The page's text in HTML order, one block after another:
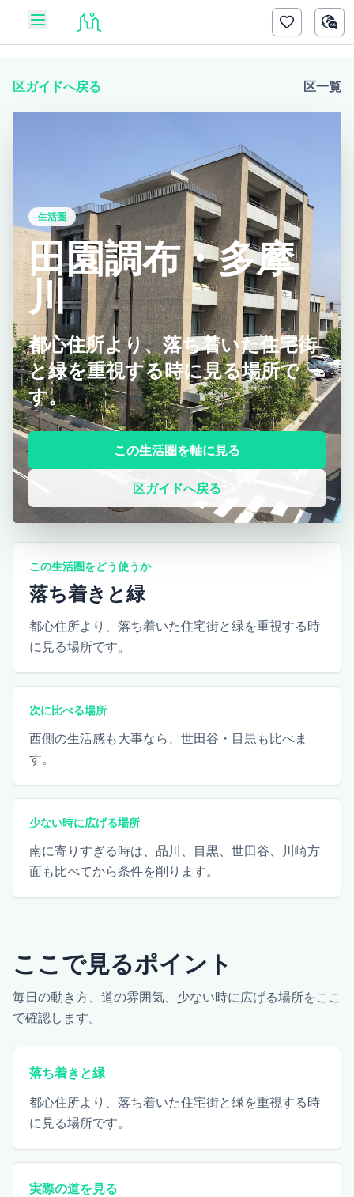
区ガイドへ戻る 区一覧
生活圏
田園調布・多摩
川
都心住所より、落ち着いた住宅街
と緑を重視する時に見る場所で
す。
この生活圏を軸に見る
区ガイドへ戻る
この生活圏をどう使うか
落ち着きと緑
都心住所より、落ち着いた住宅街と緑を重視する時
に見る場所です。
次に比べる場所
西側の生活感も大事なら、世田谷・目黒も比べま
す。
少ない時に広げる場所
南に寄りすぎる時は、品川、目黒、世田谷、川崎方
面も比べてから条件を削ります。
ここで見るポイント
毎日の動き方、道の雰囲気、少ない時に広げる場所をここ
で確認します。
落ち着きと緑
都心住所より、落ち着いた住宅街と緑を重視する時
に見る場所です。
実際の道を見る